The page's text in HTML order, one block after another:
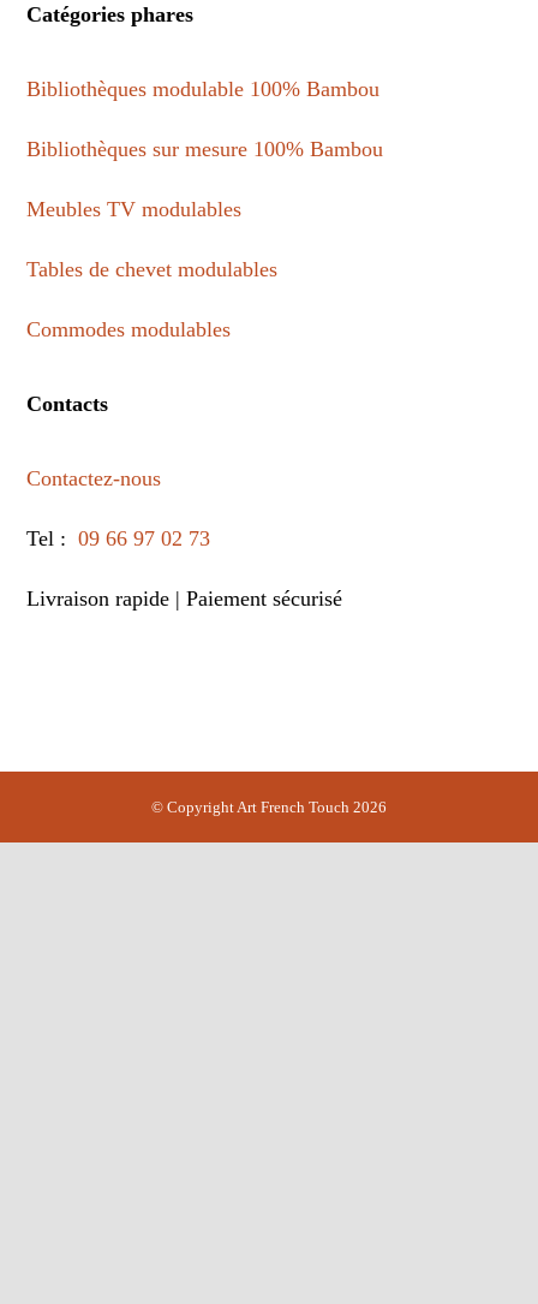
Cookies
Catégories phares
Bibliothèques modulable 100% Bambou
Bibliothèques sur mesure 100% Bambou
Meubles TV modulables
Tables de chevet modulables
Commodes modulables
Contacts
Contactez-nous
Tel : 09 66 97 02 73
Livraison rapide | Paiement sécurisé
© Copyright Art French Touch 2026